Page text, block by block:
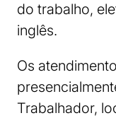
do trabalho,
inglês.
Os
Trabalhador,